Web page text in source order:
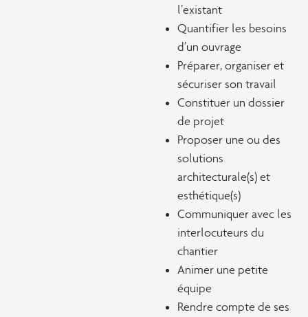
l’existant
Quantifier les besoins
d’un ouvrage
Préparer, organiser et
sécuriser son travail
Constituer un dossier
de projet
Proposer une ou des
solutions
architecturale(s) et
esthétique(s)
Communiquer avec les
interlocuteurs du
chantier
Animer une petite
équipe
Rendre compte de ses